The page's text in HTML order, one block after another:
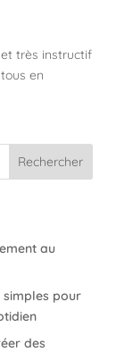
très instructif
en
Rechercher
au
simples pour
des